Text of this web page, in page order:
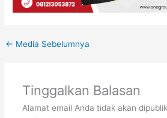
← Media Sebelumnya
Tinggalkan Balasan
Alamat email Anda tidak akan